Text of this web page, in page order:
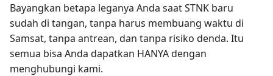
Bayangkan betapa leganya Anda saat STNK baru
sudah di tangan, tanpa harus membuang waktu di
Samsat, tanpa antrean, dan tanpa risiko denda. Itu
semua bisa Anda dapatkan HANYA dengan
menghubungi kami.